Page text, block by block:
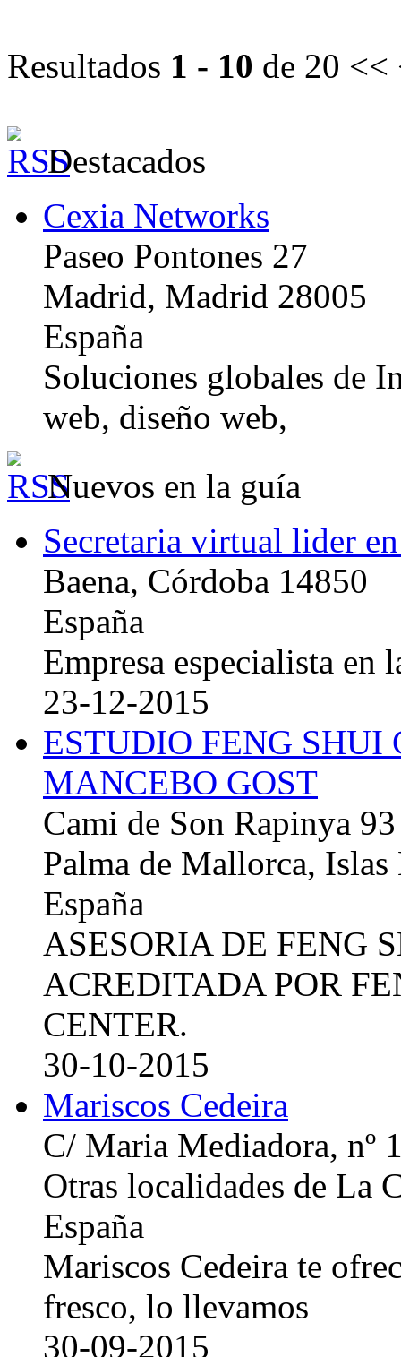
Resultados 1 - 10 de 20 <<
Destacados
Cexia Networks
Paseo Pontones 27
Madrid, Madrid 28005
España
Soluciones globales de
web, diseño web,
Nuevos en la guía
Secretaria virtual lider
Baena, Córdoba 14850
España
Empresa especialista en
23-12-2015
ESTUDIO FENG
MANCEBO GOST
Cami de Son Rapinya 93
Palma de Mallorca, Islas
España
ASESORIA DE FENG
ACREDITADA POR
CENTER.
30-10-2015
Mariscos Cedeira
C/ Maria Mediadora, nº
Otras localidades de La
España
Mariscos Cedeira te
fresco, lo llevamos
30-09-2015